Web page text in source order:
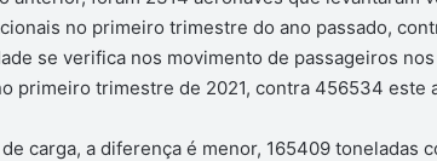
no primeiro trimestre do ano passado,
se verifica nos movimento de passageiros
primeiro trimestre de 2021, contra 456534 este
carga, a diferença é menor, 165409 toneladas